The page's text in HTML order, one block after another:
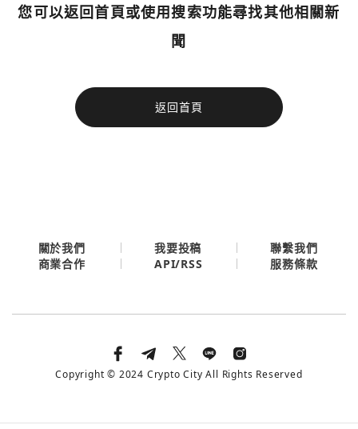
您可以返回首頁或使用搜索功能尋找其他相關新
聞
返回首頁
今日熱門
使用以下帳號繼續
您已閒置5分鐘，請點擊關閉按鈕或空白處，即可回到加密
今日熱門
關於我們 我要投稿
聯繫我們
商業合作
API/RSS 服務條款
Copyright © 2024 Crypto City All Rights Reserved